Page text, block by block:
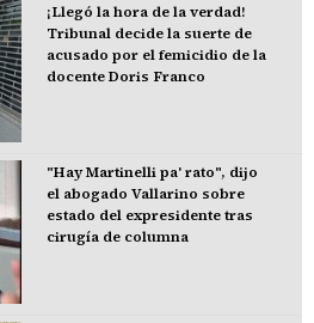
¡Llegó la hora de la verdad!
Tribunal decide la suerte de
acusado por el femicidio de la
docente Doris Franco
"Hay Martinelli pa' rato", dijo
el abogado Vallarino sobre
estado del expresidente tras
cirugía de columna